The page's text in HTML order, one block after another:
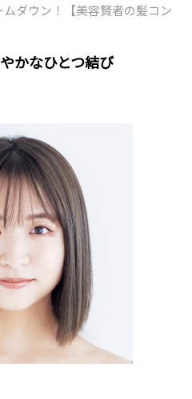
ダウン！【美容賢者の髪コン
かなひとつ結び